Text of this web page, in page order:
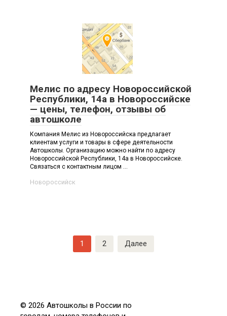
Мелис по адресу Новороссийской
Республики, 14а в Новороссийске
— цены, телефон, отзывы об
автошколе
Компания Мелис из Новороссийска предлагает
клиентам услуги и товары в сфере деятельности
Автошколы. Организацию можно найти по адресу
Новороссийской Республики, 14а в Новороссийске.
Связаться с контактным лицом ...
Новороссийск
1 2 Далее
© 2026 Автошколы в России по